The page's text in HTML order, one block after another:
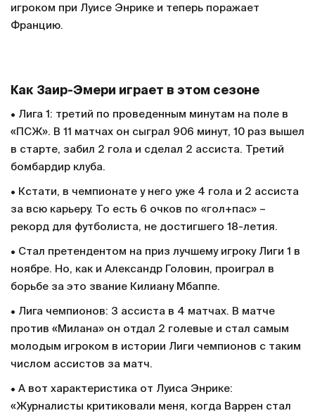
игроком при Луисе Энрике и теперь поражает
Францию.
Как Заир-Эмери играет в этом сезоне
• Лига 1: третий по проведенным минутам на поле в
«ПСЖ». В 11 матчах он сыграл 906 минут, 10 раз вышел
в старте, забил 2 гола и сделал 2 ассиста. Третий
бомбардир клуба.
• Кстати, в чемпионате у него уже 4 гола и 2 ассиста
за всю карьеру. То есть 6 очков по «гол+пас» –
рекорд для футболиста, не достигшего 18-летия.
• Стал претендентом на приз лучшему игроку Лиги 1 в
ноябре. Но, как и Александр Головин, проиграл в
борьбе за это звание Килиану Мбаппе.
• Лига чемпионов: 3 ассиста в 4 матчах. В матче
против «Милана» он отдал 2 голевые и стал самым
молодым игроком в истории Лиги чемпионов с таким
числом ассистов за матч.
• А вот характеристика от Луиса Энрике:
«Журналисты критиковали меня, когда Варрен стал